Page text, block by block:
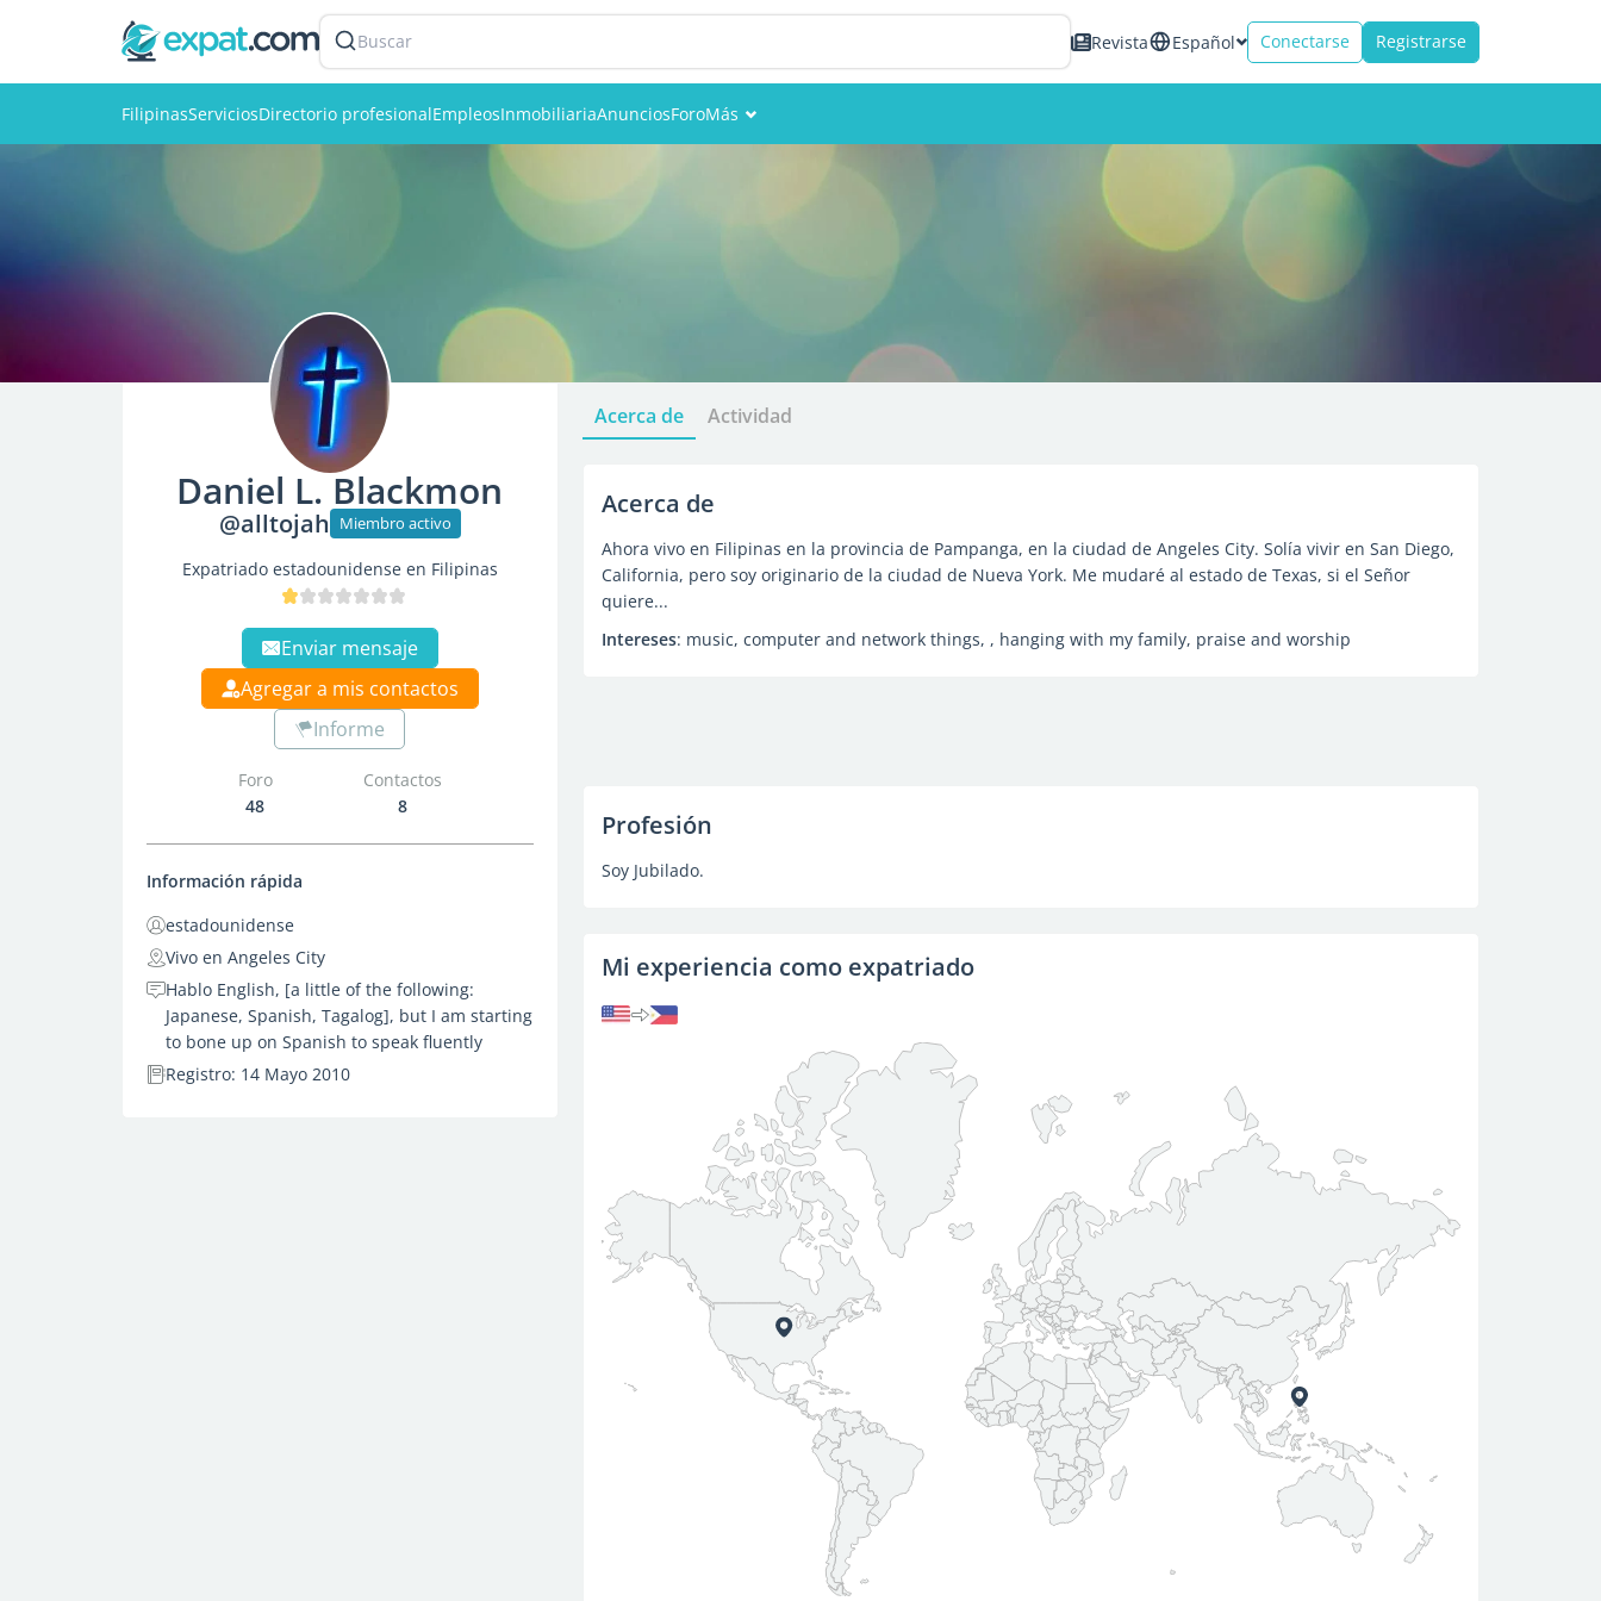
Buscar Revista Español Conectarse Registrarse
FilipinasServiciosDirectorio profesionalEmpleosInmobiliariaAnunciosForoMás
Daniel L. Blackmon
@alltojah Miembro activo
Expatriado estadounidense en Filipinas
Enviar mensaje
Agregar a mis contactos
Informe
Foro
48
Contactos
8
Información rápida
estadounidense
Vivo en Angeles City
Hablo English, [a little of the following:
Japanese, Spanish, Tagalog], but I am starting
to bone up on Spanish to speak fluently
Registro: 14 Mayo 2010
Acerca de Actividad
Acerca de
Ahora vivo en Filipinas en la provincia de Pampanga, en la ciudad de Angeles City. Solía ​​vivir en San Diego,
California, pero soy originario de la ciudad de Nueva York. Me mudaré al estado de Texas, si el Señor
quiere...
Intereses: music, computer and network things, , hanging with my family, praise and worship
Profesión
Soy Jubilado.
Mi experiencia como expatriado